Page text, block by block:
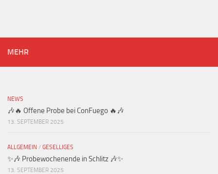
MEHR
NEWS
🎶🔥 Offene Probe bei ConFuego 🔥🎶
13. SEPTEMBER 2025
ALLGEMEIN / GESELLIGES
✨🎶 Probewochenende in Schlitz 🎶✨
13. SEPTEMBER 2025